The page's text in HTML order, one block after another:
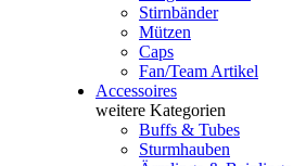
Stirnbänder
Mützen
Caps
Fan/Team Artikel
Accessoires
weitere Kategorien
Buffs & Tubes
Sturmhauben